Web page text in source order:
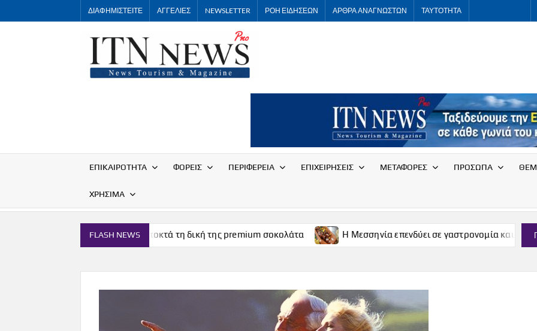
to
ΔΙΑΦΗΜΙΣΤΕΙΤΕ ΑΓΓΕΛΙΕΣ NEWSLETTER ΡΟΗ ΕΙΔΗΣΕΩΝ ΑΡΘΡΑ ΑΝΑΓΝΩΣΤΩΝ ΤΑΥΤΟΤΗΤΑ
News
ΕΠΙΚΑΙΡΟΤΗΤΑ ΦΟΡΕΙΣ ΠΕΡΙΦΕΡΕΙΑ ΕΠΙΧΕΙΡΗΣΕΙΣ ΜΕΤΑΦΟΡΕΣ ΠΡΟΣΩΠΑ
ΧΡΗΣΙΜΑ
FLASH NEWS
Η Μύκονος αποκτά τη δική της premium σοκολάτα Η Μεσσηνία επενδύει σε γαστρονομία και οινοτουρισμό